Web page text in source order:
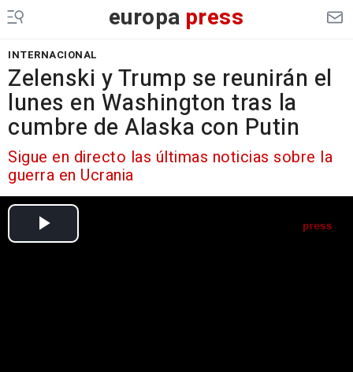
europa press
INTERNACIONAL
Zelenski y Trump se reunirán el
lunes en Washington tras la
cumbre de Alaska con Putin
Sigue en directo las últimas noticias sobre la
guerra en Ucrania